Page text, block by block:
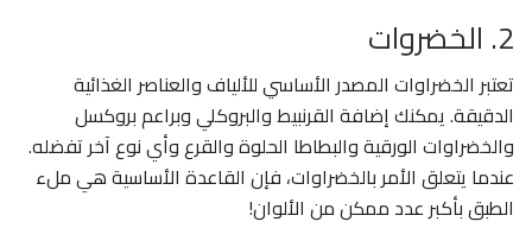
2. الخضروات
تعتبر الخضراوات المصدر الأساسي للألياف والعناصر الغذائية
الدقيقة. يمكنك إضافة القرنبيط والبروكلي وبراعم بروكسل
والخضراوات الورقية والبطاطا الحلوة والقرع وأي نوع آخر تفضله.
عندما يتعلق الأمر بالخضراوات، فإن القاعدة الأساسية هي ملء
الطبق بأكبر عدد ممكن من الألوان!